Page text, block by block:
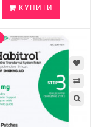
КУПИТИ